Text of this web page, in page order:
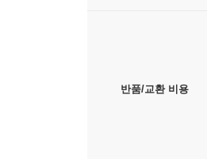
반품/교환 비용